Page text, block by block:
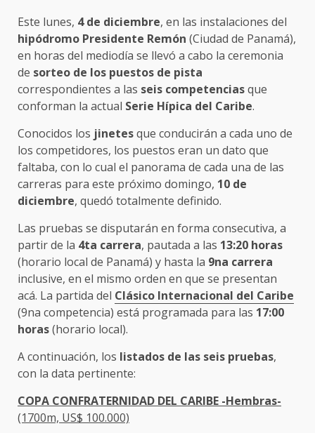
Este lunes, 4 de diciembre, en las instalaciones del
hipódromo Presidente Remón (Ciudad de Panamá),
en horas del mediodía se llevó a cabo la ceremonia
de sorteo de los puestos de pista
correspondientes a las seis competenciasque
conforman la actual Serie Hípica del Caribe.
Conocidos los jinetesque conducirán a cada uno de
los competidores, los puestos eran un dato que
faltaba, con lo cual el panorama de cada una de las
carreras para este próximo domingo, 10 de
diciembre, quedó totalmente definido.
Las pruebas se disputarán en forma consecutiva, a
partir de la 4ta carrera, pautada a las 13:20 horas
(horario local de Panamá) y hasta la 9na carrera
inclusive, en el mismo orden en que se presentan
acá. La partida del Clásico Internacional del Caribe
(9na competencia) está programada para las 17:00
horas(horario local).
A continuación, los listados de las seis pruebas,
con la data pertinente:
COPA CONFRATERNIDAD DEL CARIBE -Hembras-
(1700m, US$ 100.000)